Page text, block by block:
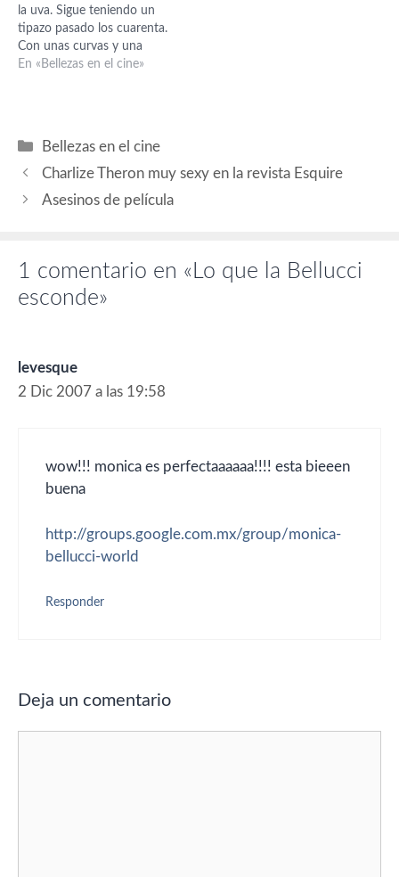
la uva. Sigue teniendo un
tipazo pasado los cuarenta.
Con unas curvas y una
belleza que la posicionan
En «Bellezas en el cine»
Categorías
Bellezas en el cine
Charlize Theron muy sexy en la revista Esquire
Asesinos de película
1 comentario en «Lo que la Bellucci
esconde»
levesque
2 Dic 2007 a las 19:58
wow!!! monica es perfectaaaaaa!!!! esta bieeen
buena
http://groups.google.com.mx/group/monica-
bellucci-world
Responder
Deja un comentario